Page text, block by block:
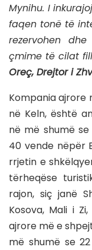
Mynihu. I
faqen tonë të
rezervohen
çmime të cilat
Oreç, Drejtor i
Kompania ajrore
në Keln, është
në më shumë
40 vende nëpër
rrjetin e
tërheqëse
rajon, siç janë
Kosova, Mali i
ajrore më e
më shumë se